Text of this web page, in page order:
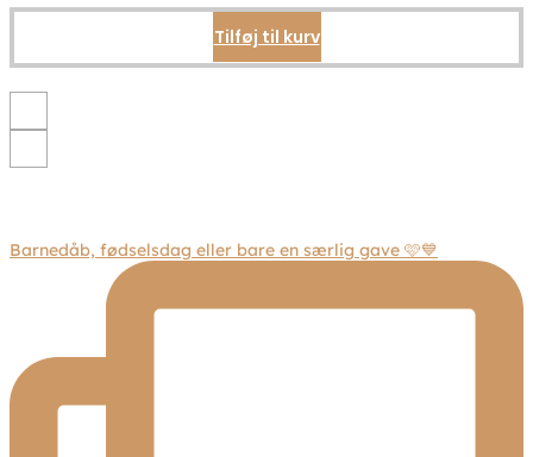
på
Tilføj til kurv
Barnedåb, fødselsdag eller bare en særlig gave 🩷💙